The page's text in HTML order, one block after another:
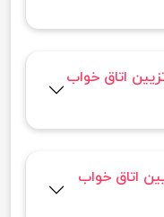
اتاق خواب
اتاق خواب